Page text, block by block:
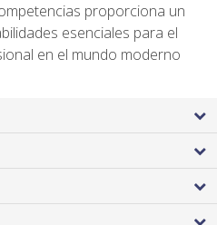
proporciona un
esenciales para el
en el mundo moderno